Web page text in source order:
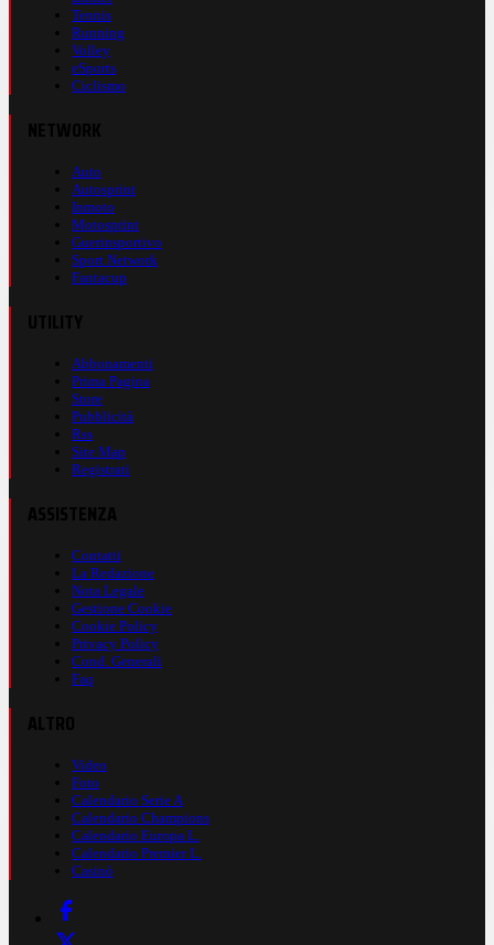
Tennis
Running
Volley
eSports
Ciclismo
Auto
Autosprint
Inmoto
Motosprint
Guerinsportivo
Sport Network
Fantacup
Abbonamenti
Prima Pagina
Store
Pubblicità
Rss
Site Map
Registrati
Contatti
La Redazione
Nota Legale
Gestione Cookie
Cookie Policy
Privacy Policy
Cond. Generali
Faq
Video
Foto
Calendario Serie A
Calendario Champions
Calendario Europa L.
Calendario Premier L.
Casinò